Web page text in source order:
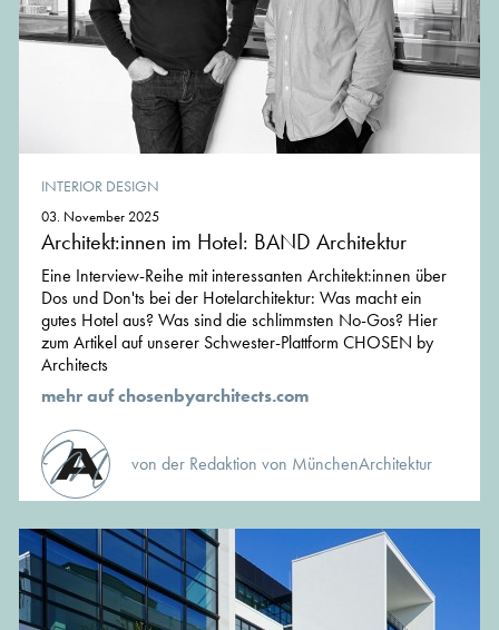
INTERIOR DESIGN
03. November 2025
Architekt:innen im Hotel: BAND Architektur
Eine Interview-Reihe mit interessanten Architekt:innen über
Dos und Don'ts bei der Hotelarchitektur: Was macht ein
gutes Hotel aus? Was sind die schlimmsten No-Gos? Hier
zum Artikel auf unserer Schwester-Plattform CHOSEN by
Architects
mehr auf chosenbyarchitects.com
von der Redaktion von MünchenArchitektur